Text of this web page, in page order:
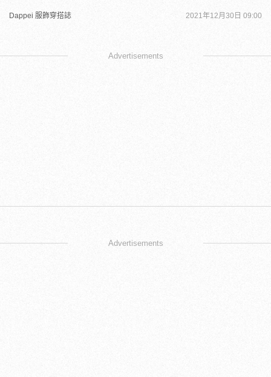
Dappei 服飾穿搭誌 2021年12月30日 09:00
Advertisements
Advertisements